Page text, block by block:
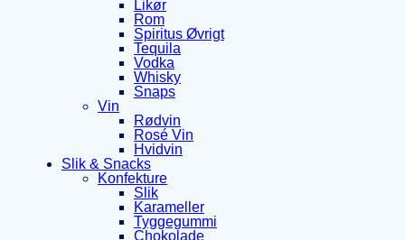
Likør
Rom
Spiritus Øvrigt
Tequila
Vodka
Whisky
Snaps
Vin
Rødvin
Rosé Vin
Hvidvin
Slik & Snacks
Konfekture
Slik
Karameller
Tyggegummi
Chokolade